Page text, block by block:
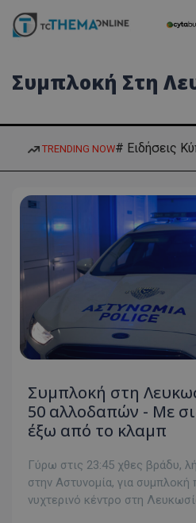
Συμπλοκή Στη
TRENDING NOW# Ειδήσεις
Συμπλοκή στη
50 αλλοδαπών - Με
έξω από το κλαμπ
Γύρω στις 23:45 χθες βράδυ,
στην Αστυνομία, για
νυχτερινό κέντρο στη